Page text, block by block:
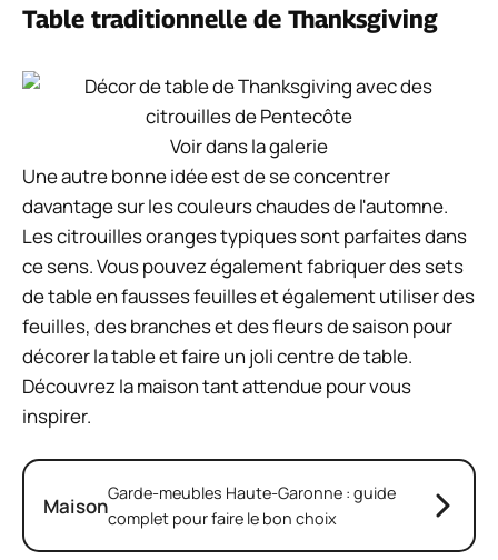
Table traditionnelle de Thanksgiving
Voir dans la galerie
Une autre bonne idée est de se concentrer
davantage sur les couleurs chaudes de l'automne.
Les citrouilles oranges typiques sont parfaites dans
ce sens. Vous pouvez également fabriquer des sets
de table en fausses feuilles et également utiliser des
feuilles, des branches et des fleurs de saison pour
décorer la table et faire un joli centre de table.
Découvrez la maison tant attendue pour vous
inspirer.
MaisonGarde-meubles Haute-Garonne : guide
complet pour faire le bon choix